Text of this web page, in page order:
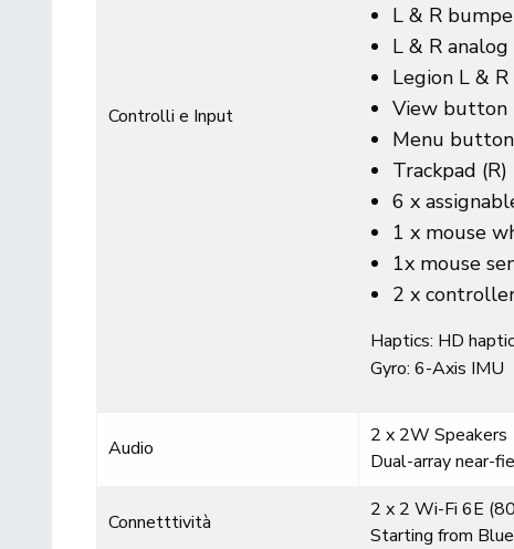
Controlli e Input
L & R
L & R
Legion L &
View button
Menu
Trackpad (R)
6 x
1 x mouse
1x mouse
2 x
Haptics: HD
Gyro: 6-Axis IMU
Audio
2 x 2W Speakers
Dual-array near-
Connetttività
2 x 2 Wi-Fi 6E
Starting from